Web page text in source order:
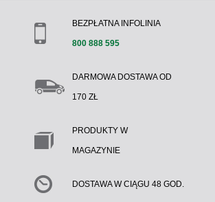
BEZPŁATNA INFOLINIA
800 888 595
DARMOWA DOSTAWA OD
170 ZŁ
PRODUKTY W
MAGAZYNIE
DOSTAWA W CIĄGU 48 GOD.